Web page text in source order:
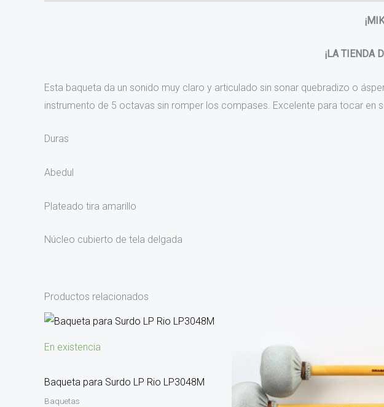
¡LA TIENDA
Esta baqueta da un sonido muy claro y articulado sin sonar quebradizo o
instrumento de 5 octavas sin romper los compases. Excelente para tocar
Duras
Abedul
Plateado tira amarillo
Núcleo cubierto de tela delgada
Productos relacionados
En existencia
Baqueta para Surdo LP Rio LP3048M
Baquetas